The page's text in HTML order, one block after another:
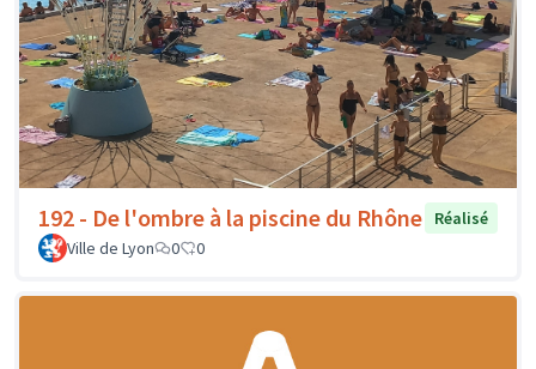
192 - De l'ombre à la piscine du Rhône
Réalisé
Ville de Lyon
0 0